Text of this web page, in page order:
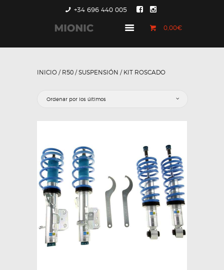
+34 696 440 005
0,00€
GENERACIÓN 1
COUNTRYMAN &
INICIO / R50 /SUSPENSIÓN / KIT ROSCADO